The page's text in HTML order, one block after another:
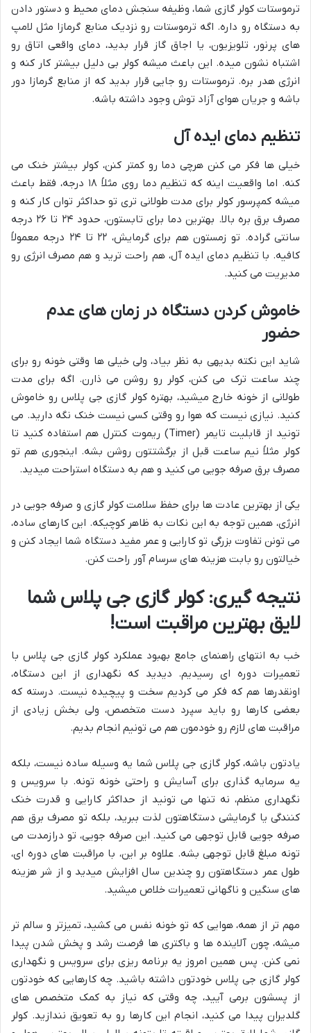
ترموستات کولر گازی شما، وظیفه سنجش دمای محیط و دستور دادن
به دستگاه رو داره. اگه ترموستات رو نزدیک منابع گرمازا مثل لامپ
های پرنور، تلویزیون، یا اجاق گاز قرار بدید، دمای واقعی اتاق رو
اشتباه نشون میده. این باعث میشه کولر بی دلیل بیشتر کار کنه و
انرژی هدر بره. ترموستات رو جایی قرار بدید که از منابع گرمازا دور
باشه و جریان هوای آزاد توش وجود داشته باشه.
تنظیم دمای ایده آل
خیلی ها فکر می کنن هرچی دما رو کمتر کنن، کولر بیشتر خنک می
کنه. اما واقعیت اینه که تنظیم دما روی مثلاً ۱۸ درجه، فقط باعث
میشه کمپرسور کولر برای مدت طولانی تری تو حداکثر توان کار کنه و
مصرف برق بره بالا. بهترین دما برای تابستون، حدود ۲۴ تا ۲۶ درجه
سانتی گراده. تو زمستون هم برای گرمایش، ۲۲ تا ۲۴ درجه معمولاً
کافیه. با تنظیم دمای ایده آل، هم راحت ترید و هم مصرف انرژی رو
مدیریت می کنید.
خاموش کردن دستگاه در زمان های عدم
حضور
شاید این نکته بدیهی به نظر بیاد، ولی خیلی ها وقتی خونه رو برای
چند ساعت ترک می کنن، کولر رو روشن می ذارن. اگه برای مدت
طولانی از خونه خارج میشید، بهتره کولر گازی جی پلاس رو خاموش
کنید. نیازی نیست که هوا رو وقتی کسی نیست خنک نگه دارید. می
تونید از قابلیت تایمر (Timer) ریموت کنترل هم استفاده کنید تا
کولر مثلاً نیم ساعت قبل از برگشتتون روشن بشه. اینجوری هم تو
مصرف برق صرفه جویی می کنید و هم به دستگاه استراحت میدید.
یکی از بهترین عادت ها برای حفظ سلامت کولر گازی و صرفه جویی در
انرژی، همین توجه به این نکات به ظاهر کوچیکه. این کارهای ساده،
می تونن تفاوت بزرگی تو کارایی و عمر مفید دستگاه شما ایجاد کنن و
خیالتون رو بابت هزینه های سرسام آور راحت کنن.
نتیجه گیری: کولر گازی جی پلاس شما
لایق بهترین مراقبت است!
خب به انتهای راهنمای جامع بهبود عملکرد کولر گازی جی پلاس با
تعمیرات دوره ای رسیدیم. دیدید که نگهداری از این دستگاه،
اونقدرها هم که فکر می کردیم سخت و پیچیده نیست. درسته که
بعضی کارها رو باید سپرد دست متخصص، ولی بخش زیادی از
مراقبت های لازم رو خودمون هم می تونیم انجام بدیم.
یادتون باشه، کولر گازی جی پلاس شما یه وسیله ساده نیست، بلکه
یه سرمایه گذاری برای آسایش و راحتی خونه تونه. با سرویس و
نگهداری منظم، نه تنها می تونید از حداکثر کارایی و قدرت خنک
کنندگی یا گرمایشی دستگاهتون لذت ببرید، بلکه تو مصرف برق هم
صرفه جویی قابل توجهی می کنید. این صرفه جویی، تو درازمدت می
تونه مبلغ قابل توجهی بشه. علاوه بر این، با مراقبت های دوره ای،
طول عمر دستگاهتون رو چندین سال افزایش میدید و از شر هزینه
های سنگین و ناگهانی تعمیرات خلاص میشید.
مهم تر از همه، هوایی که تو خونه نفس می کشید، تمیزتر و سالم تر
میشه، چون آلاینده ها و باکتری ها فرصت رشد و پخش شدن پیدا
نمی کنن. پس همین امروز یه برنامه ریزی برای سرویس و نگهداری
کولر گازی جی پلاس خودتون داشته باشید. چه کارهایی که خودتون
از پسشون برمی آیید، چه وقتی که نیاز به کمک متخصص های
گلدیران پیدا می کنید، انجام این کارها رو به تعویق نندازید. کولر